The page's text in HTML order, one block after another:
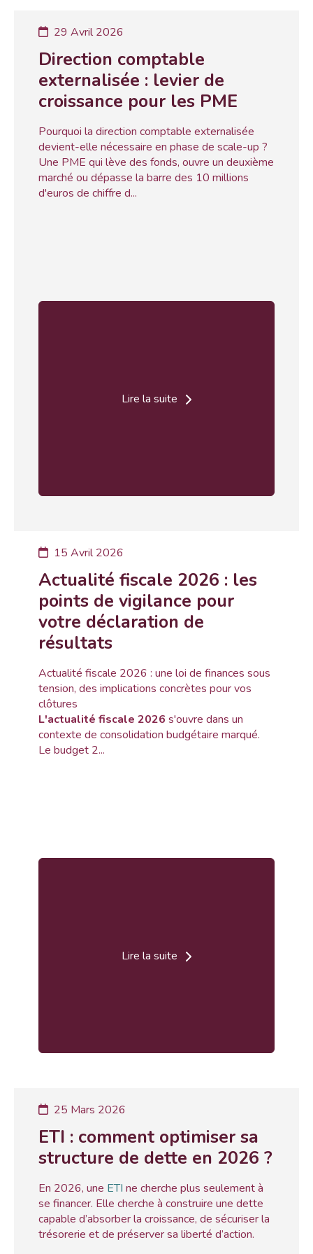
Direction comptable
externalisée : levier de
croissance pour les PME
29 Avril 2026
Pourquoi la direction comptable externalisée
devient-elle nécessaire en phase de scale-up ?
Une PME qui lève des fonds, ouvre un deuxième
marché ou dépasse la barre des 10 millions
d'euros de chiffre d...
Lire la suite
Actualité fiscale 2026 : les
points de vigilance pour
votre déclaration de
résultats
15 Avril 2026
Actualité fiscale 2026 : une loi de finances sous
tension, des implications concrètes pour vos
clôtures
L'actualité fiscale 2026 s'ouvre dans un
contexte de consolidation budgétaire marqué.
Le budget 2...
Lire la suite
ETI : comment optimiser sa
structure de dette en 2026 ?
25 Mars 2026
En 2026, une ETI ne cherche plus seulement à
se financer. Elle cherche à construire une dette
capable d’absorber la croissance, de sécuriser la
trésorerie et de préserver sa liberté d’action.